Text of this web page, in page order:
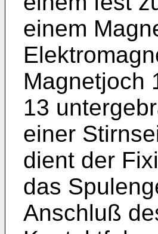
einem
Magnetjoch
13
einer
dient der
das
Anschluß